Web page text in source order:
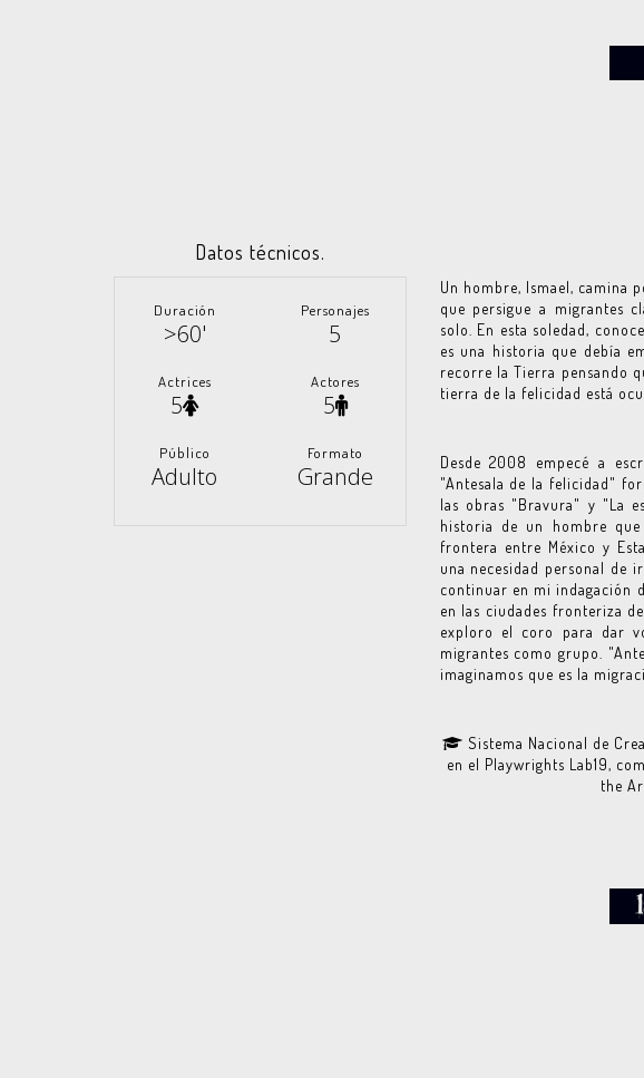
Datos técnicos.
Duración
>60'
Personajes
5
Actrices
5
Actores
5
Público
Adulto
Formato
Grande
Un hombre, Ismael, camina
que persigue a migrantes
solo. En esta soledad,
es una historia que debía
recorre la Tierra pensando
tierra de la felicidad está
Desde 2008 empecé a
"Antesala de la felicidad"
las obras "Bravura" y "La
historia de un hombre
frontera entre México y
una necesidad personal de
continuar en mi indagación
en las ciudades fronteriza
exploro el coro para dar
migrantes como grupo.
imaginamos que es la
Sistema Nacional de
en el Playwrights Lab19,
the